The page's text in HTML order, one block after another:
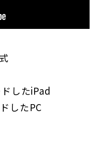
したiPad
したPC